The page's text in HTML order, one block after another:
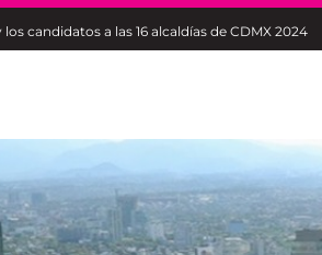
candidatos a las 16 alcaldías de CDMX 2024